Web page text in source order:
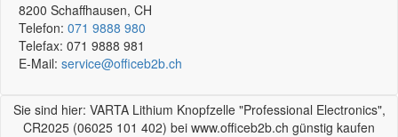
8200 Schaffhausen, CH
Telefon: 071 9888 980
Telefax: 071 9888 981
E-Mail: service@officeb2b.ch
Sie sind hier: VARTA Lithium Knopfzelle "Professional Electronics",
CR2025 (06025 101 402) bei www.officeb2b.ch günstig kaufen